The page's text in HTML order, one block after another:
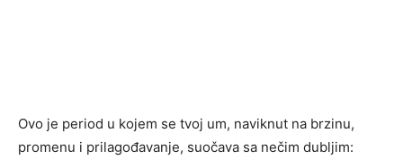
Ovo je period u kojem se tvoj um, naviknut na brzinu,
promenu i prilagođavanje, suočava sa nečim dubljim: